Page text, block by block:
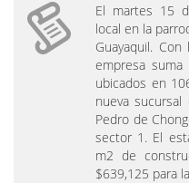
El martes 15
local en la
Guayaquil.
empresa
ubicados en
nueva
Pedro de
sector 1. El
m2 de
$639,125 para